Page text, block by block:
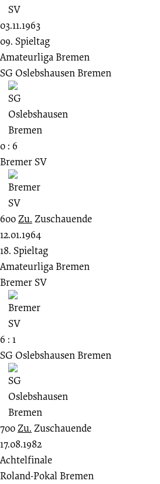
03.11.1963
09. Spieltag
Amateurliga Bremen
SG Oslebshausen Bremen
0 : 6
Bremer SV
600Zu. Zuschauende
12.01.1964
18. Spieltag
Amateurliga Bremen
Bremer SV
6 : 1
SG Oslebshausen Bremen
700Zu. Zuschauende
17.08.1982
Achtelfinale
Roland-Pokal Bremen